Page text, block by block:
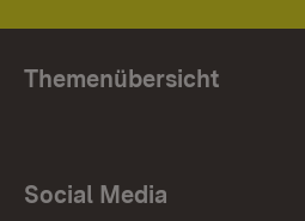
Themenübersicht
Social Media